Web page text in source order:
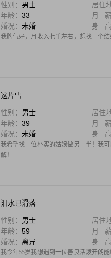
性别： 男士 居住
年龄： 33 月 薪
婚况： 未婚 身 高
我脾气好，月收入七千左右，想找一个结
这片雪
性别： 男士 居住
年龄： 39 月 薪
婚况： 未婚 身 高
我希望找一位朴实的姑娘做另一半！我
解！
泪水已滑落
性别： 男士 居住
年龄： 59 月 薪
婚况： 离异 身 高
我今年55岁我想遇到一位善良活泼开朗